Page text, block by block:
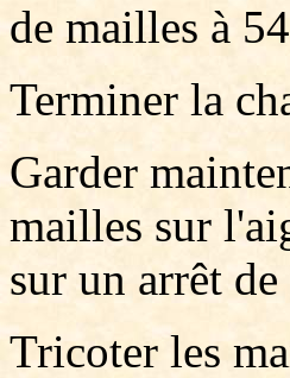
de mailles à
Terminer la
Garder
mailles sur
sur un arrêt
Tricoter les